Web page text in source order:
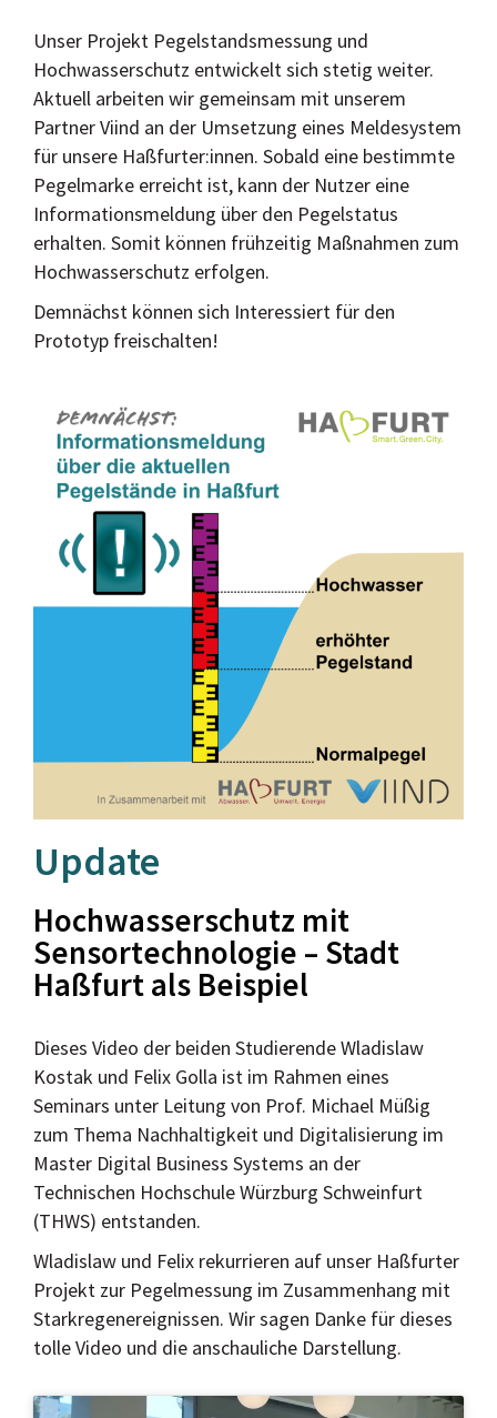
Unser Projekt Pegelstandsmessung und
Hochwasserschutz entwickelt sich stetig weiter.
Aktuell arbeiten wir gemeinsam mit unserem
Partner Viind an der Umsetzung eines Meldesystem
für unsere Haßfurter:innen. Sobald eine bestimmte
Pegelmarke erreicht ist, kann der Nutzer eine
Informationsmeldung über den Pegelstatus
erhalten. Somit können frühzeitig Maßnahmen zum
Hochwasserschutz erfolgen.
Demnächst können sich Interessiert für den
Prototyp freischalten!
Update
Hochwasserschutz mit
Sensortechnologie – Stadt
Haßfurt als Beispiel
Dieses Video der beiden Studierende Wladislaw
Kostak und Felix Golla ist im Rahmen eines
Seminars unter Leitung von Prof. Michael Müßig
zum Thema Nachhaltigkeit und Digitalisierung im
Master Digital Business Systems an der
Technischen Hochschule Würzburg Schweinfurt
(THWS) entstanden.
Wladislaw und Felix rekurrieren auf unser Haßfurter
Projekt zur Pegelmessung im Zusammenhang mit
Starkregenereignissen. Wir sagen Danke für dieses
tolle Video und die anschauliche Darstellung.